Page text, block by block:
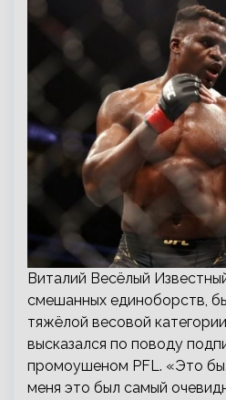
Виталий Весёлый
смешанных единоборств,
тяжёлой весовой
высказался по поводу
промоушеном PFL. «Это
меня это был самый